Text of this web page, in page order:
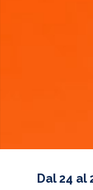
Dal 24 al